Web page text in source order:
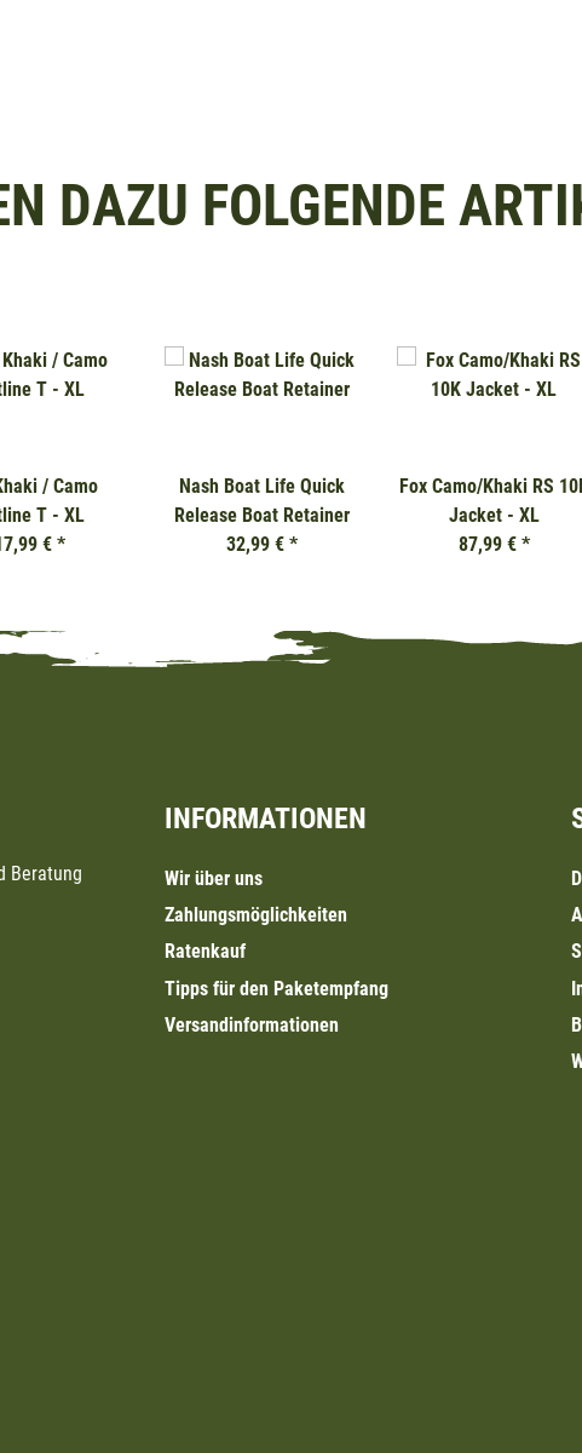
DAZU FOLGENDE
/ Camo
T - XL
€ *
Nash Boat Life Quick
Release Boat Retainer
32,99 € *
Fox Camo/Khaki RS
Jacket - XL
87,99 € *
Beratung
INFORMATIONEN
Wir über uns
Zahlungsmöglichkeiten
Ratenkauf
Tipps für den Paketempfang
Versandinformationen